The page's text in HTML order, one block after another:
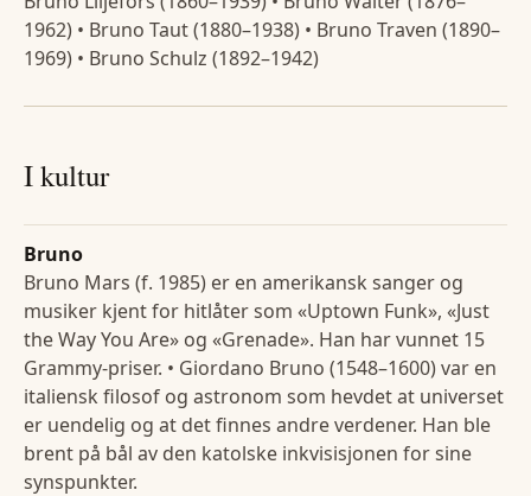
1962) • Bruno Taut (1880–1938) • Bruno Traven (1890–
1969) • Bruno Schulz (1892–1942)
I kultur
Bruno
Bruno Mars (f. 1985) er en amerikansk sanger og
musiker kjent for hitlåter som «Uptown Funk», «Just
the Way You Are» og «Grenade». Han har vunnet 15
Grammy-priser. • Giordano Bruno (1548–1600) var en
italiensk filosof og astronom som hevdet at universet
er uendelig og at det finnes andre verdener. Han ble
brent på bål av den katolske inkvisisjonen for sine
synspunkter.